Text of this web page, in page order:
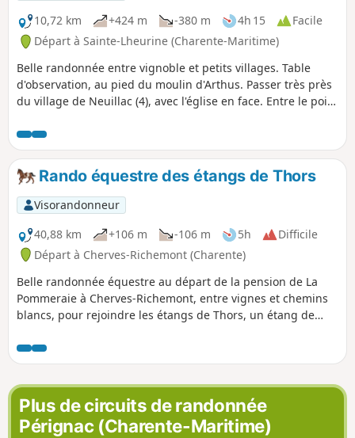
10,72 km
+424 m -380 m 4h 15
Facile
Départ à Sainte-Lheurine (Charente-Maritime)
Belle randonnée entre vignoble et petits villages. Table
d'observation, au pied du moulin d'Arthus. Passer très près
du village de Neuillac (4), avec l'église en face. Entre le point
Rando équestre des étangs de Thors
Visorandonneur
40,88 km
+106 m -106 m 5h
Difficile
Départ à Cherves-Richemont (Charente)
Belle randonnée équestre au départ de la pension de La
Pommeraie à Cherves-Richemont, entre vignes et chemins
blancs, pour rejoindre les étangs de Thors, un étang de
bois, avec un retour boisé le long de l'antenne en passant
par des gués et points d'eau.
Plus de circuits de randonnée
Pérignac (Charente-Maritime)